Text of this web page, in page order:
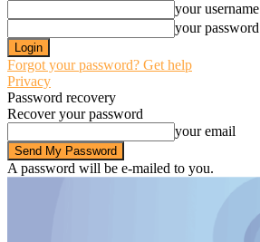
your username
your password
Forgot your password? Get help
Privacy
Password recovery
Recover your password
your email
A password will be e-mailed to you.